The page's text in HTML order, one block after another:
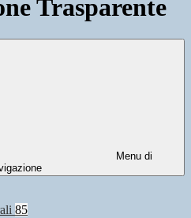
Trasparente
Menu di
85